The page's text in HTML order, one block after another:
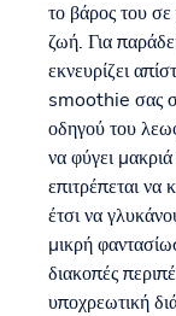
το βάρος του
ζωή. Για
εκνευρίζει
smoothie σας
οδηγού του
να φύγει
επιτρέπεται να
έτσι να
μικρή
διακοπές
υποχρεωτική